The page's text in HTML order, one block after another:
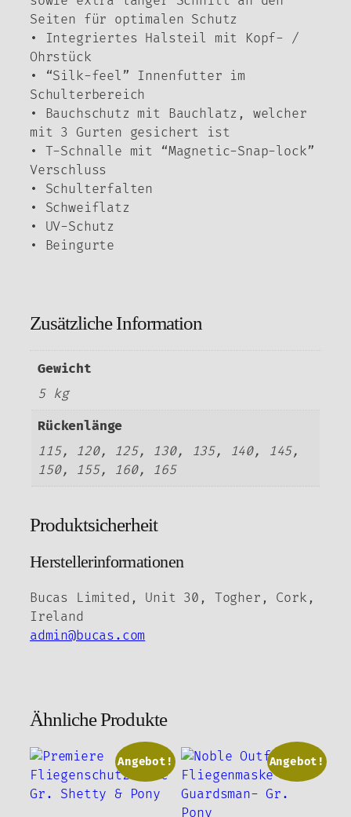
Seiten für optimalen Schutz
• Integriertes Halsteil mit Kopf- /
Ohrstück
• “Silk-feel” Innenfutter im
Schulterbereich
• Bauchschutz mit Bauchlatz, welcher
mit 3 Gurten gesichert ist
• T-Schnalle mit “Magnetic-Snap-lock”
Verschluss
• Schulterfalten
• Schweiflatz
• UV-Schutz
• Beingurte
Zusätzliche Information
Gewicht
5 kg
Rückenlänge
115, 120, 125, 130, 135, 140, 145,
150, 155, 160, 165
Produktsicherheit
Herstellerinformationen
Bucas Limited, Unit 30, Togher, Cork,
Ireland
admin@bucas.com
Ähnliche Produkte
Angebot! Angebot!